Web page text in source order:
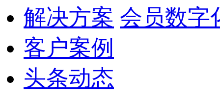
解决方案 会员数字
客户案例
头条动态